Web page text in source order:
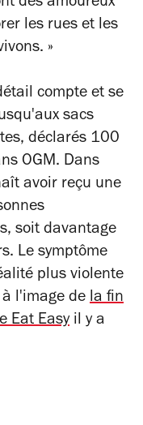
des amoureux
les rues et les
»
compte et se
sacs
déclarés 100
OGM. Dans
avoir reçu une
soit davantage
Le symptôme
plus violente
l'image de la fin
Eat Easyil y a